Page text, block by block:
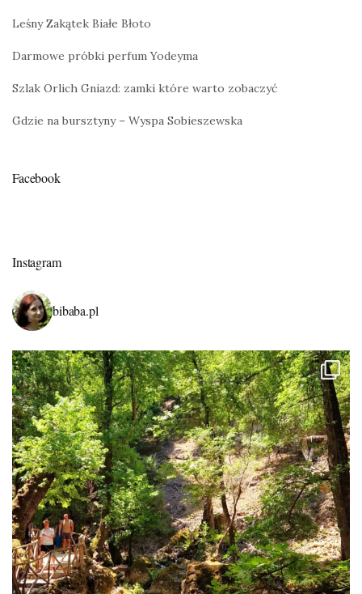
Leśny Zakątek Białe Błoto
Darmowe próbki perfum Yodeyma
Szlak Orlich Gniazd: zamki które warto zobaczyć
Gdzie na bursztyny – Wyspa Sobieszewska
Facebook
Instagram
bibaba.pl